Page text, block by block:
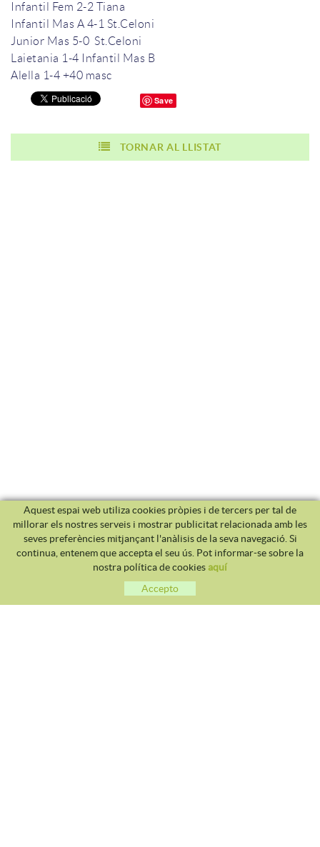
Infantil Fem 2-2 Tiana
Infantil Mas A 4-1 St.Celoni
Junior Mas 5-0 St.Celoni
Laietania 1-4 Infantil Mas B
Alella 1-4 +40 masc
Save
TORNAR AL LLISTAT
Aquest espai web utiliza cookies pròpies i de tercers per tal de
millorar els nostres serveis i mostrar publicitat relacionada amb les
seves preferències mitjançant l'anàlisis de la seva navegació. Si
continua, entenem que accepta el seu ús. Pot informar-se sobre la
nostra política de cookiesaquí
Accepto